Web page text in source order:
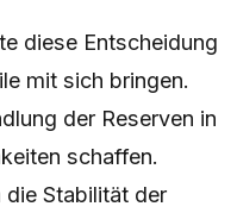
diese Entscheidung
mit sich bringen.
der Reserven in
schaffen.
Stabilität der